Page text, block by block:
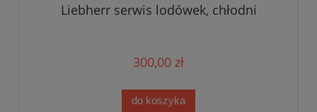
Liebherr serwis lodówek, chłodni
300,00 zł
do koszyka